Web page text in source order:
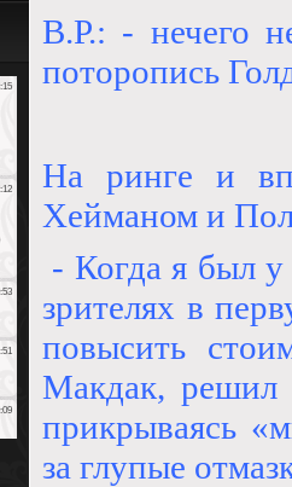
В.Р.: - нечего
поторопись
На ринге и
Хейманом и Пол
- Когда я был
зрителях в
повысить
Макдак, решил
прикрываясь
за глупые